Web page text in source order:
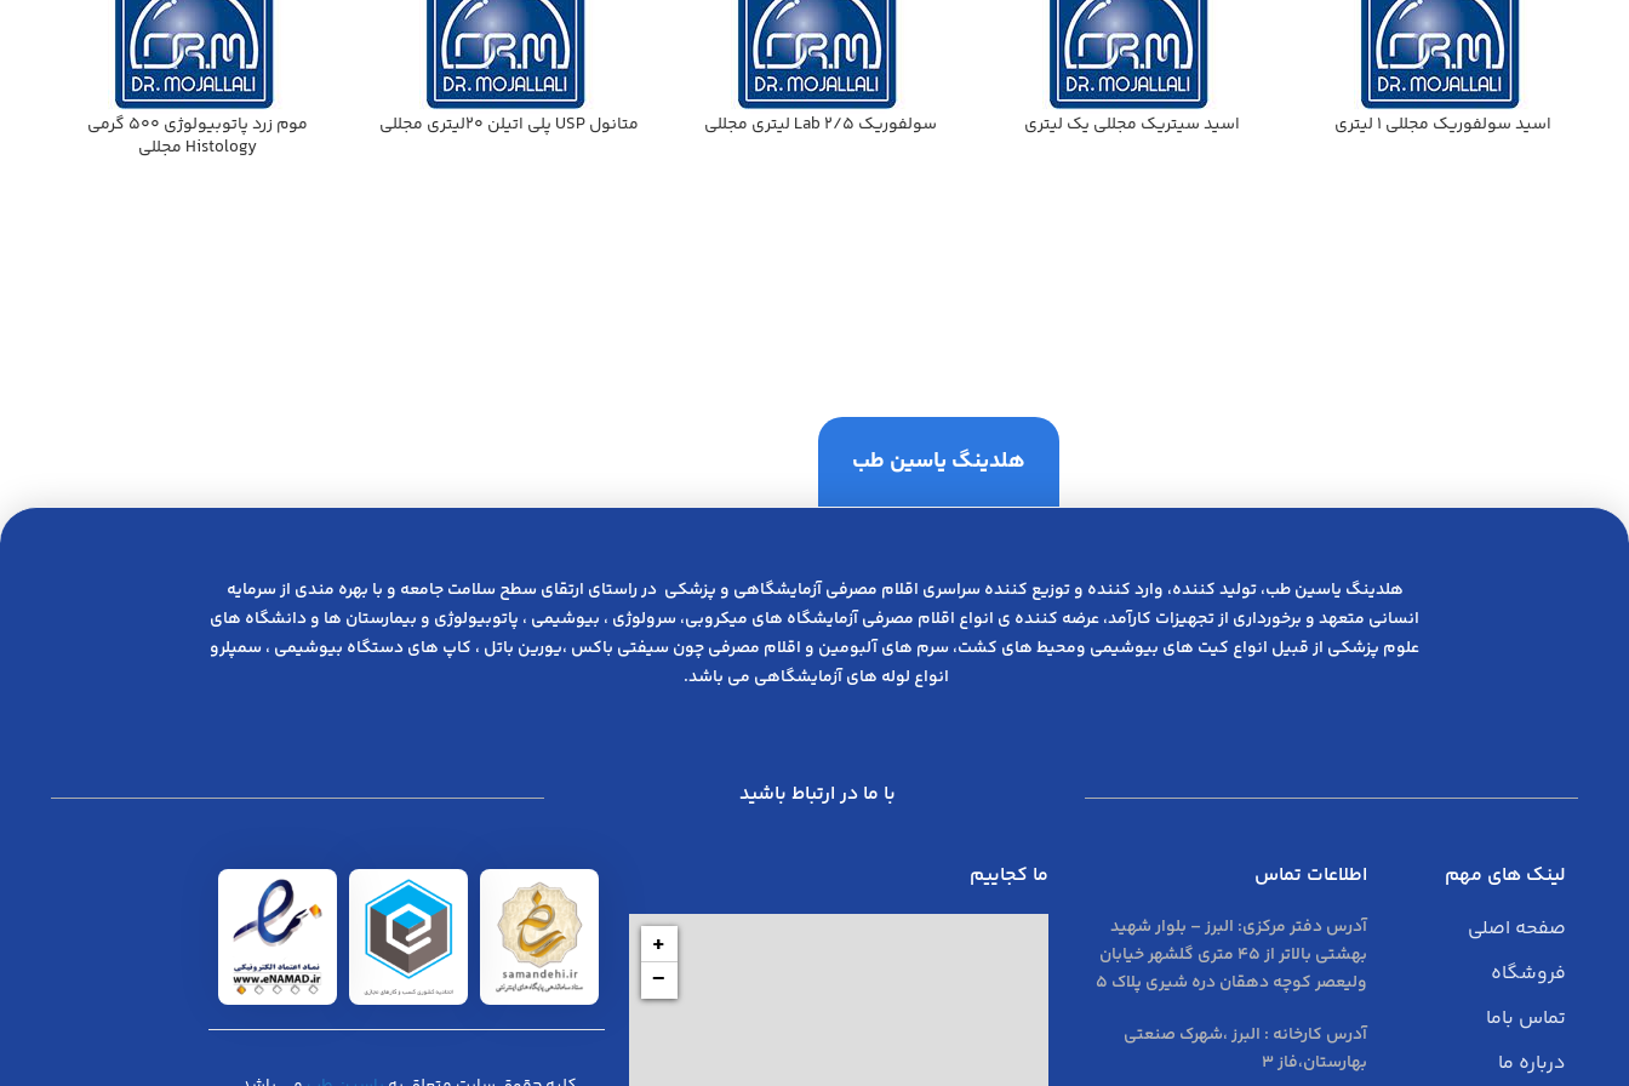
اسيد سولفوريك مجللي 1 ليتري اسيد سيتريك مجللي يك ليتري سولفوريك Lab 2/5 ليتري مجللي متانول USP پلي اتيلن 20ليتري مجللي
موم زرد پاتوبيولوژي 500 گرمي
Histology مجللي
هلدینگ یاسین طب
هلدینگ یاسین طب، تولید کننده، وارد کننده و توزیع کننده سراسری اقلام مصرفی آزمایشگاهی و پزشکی در راﺳﺘﺎی ارﺗﻘﺎی ﺳﻄﺢ ﺳﻼﻣﺖ ﺟﺎﻣﻌﻪ و ﺑﺎ ﺑﻬﺮه ﻣﻨﺪی از ﺳﺮﻣﺎﯾﻪ
انسانی متعهد و ﺑﺮﺧﻮرداری از ﺗﺠﻬﯿﺰات ﮐﺎرآﻣﺪ، عرضه کننده ی انواع اﻗﻼم مصرفی آزﻣﺎﯾﺸﮕﺎه های میکروبی، ﺳﺮوﻟﻮژی ، ﺑﯿﻮﺷﯿﻤﯽ ، پاتوبیولوژی و بیمارستان ها و دانشگاه های
علوم پزشکی از قبیل انواع کیت های بیوشیمی ومحیط های کشت، سرم های آلبومین و اقلام مصرفی چون سیفتی باکس ،یورین باتل ، کاپ های دستگاه بیوشیمی ، سمپلرو
انواع لوله های آزمایشگاهی می باشد.
با ما در ارتباط باشید
لینک های مهم
صفحه اصلی
فروشگاه
تماس باما
درباره ما
اطلاعات تماس
آدرس دفتر مرکزی: البرز – بلوار شهید
بهشتی بالاتر از 45 متری گلشهر خیابان
ولیعصر کوچه دهقان دره شیری پلاک 5
آدرس کارخانه : البرز ،شهرک صنعتی
بهارستان،فاز 3
ما کجاییم
+
−